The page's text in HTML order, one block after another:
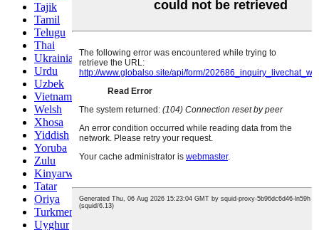
Tajik
Tamil
Telugu
Thai
Ukrainian
Urdu
Uzbek
Vietnamese
Welsh
Xhosa
Yiddish
Yoruba
Zulu
Kinyarwanda
Tatar
Oriya
Turkmen
Uyghur